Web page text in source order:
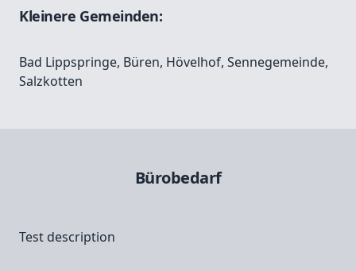
Kleinere Gemeinden:
Bad Lippspringe, Büren, Hövelhof, Sennegemeinde,
Salzkotten
Bürobedarf
Test description